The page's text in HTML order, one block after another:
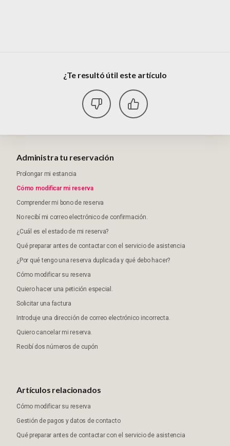
¿Te resultó útil este artículo
Administra tu reservación
Prolongar mi estancia
Cómo modificar mi reserva
Comprender mi bono de reserva
No recibí mi correo electrónico de confirmación.
¿Cuál es el estado de mi reserva?
Qué preparar antes de contactar con el servicio de asistencia
¿Por qué tengo una reserva duplicada y qué debo hacer?
Cómo modificar su reserva
Quiero hacer una petición especial.
Solicitar una factura
Introduje una dirección de correo electrónico incorrecta.
Quiero cancelar mi reserva.
Recibí dos números de cupón
Artículos relacionados
Cómo modificar su reserva
Gestión de pagos y datos de contacto
Qué preparar antes de contactar con el servicio de asistencia